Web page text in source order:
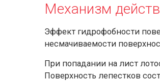
Механизм
Эффект гидрофобности
несмачиваемости
При попадании на лист
Поверхность лепестков